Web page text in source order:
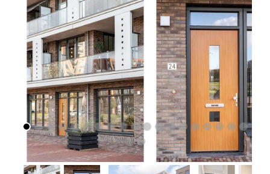
vorige